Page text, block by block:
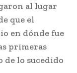
al lugar
que el
en dónde fue
primeras
lo sucedido